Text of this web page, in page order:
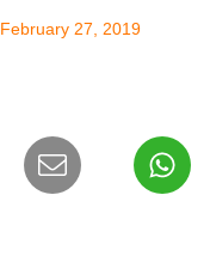
February 27, 2019